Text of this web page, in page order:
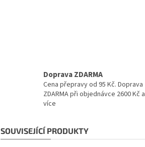
Doprava ZDARMA
Cena přepravy od 95 Kč. Doprava
ZDARMA při objednávce 2600 Kč a
více
SOUVISEJÍCÍ PRODUKTY